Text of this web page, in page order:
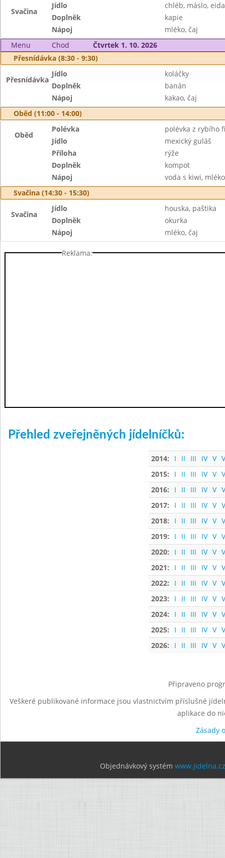
Svačina
Jídlo
chléb, máslo,
Doplněk
kapie
Nápoj
mléko, čaj
Menu
Chod
Čtvrtek 1. 10. 2026
Přesnídávka (8:30 - 9:30)
Přesnídávka
Jídlo
koláčky
Doplněk
banán
Nápoj
kakao, čaj
Oběd (11:00 - 14:00)
Oběd
Polévka
polévka z rybího
Jídlo
mexický guláš
Příloha
rýže
Doplněk
kompot
Nápoj
voda s kiwi, mléko
Svačina (14:30 - 15:30)
Svačina
Jídlo
houska, paštika
Doplněk
okurka
Nápoj
mléko, čaj
Reklama:
Přehled zveřejněných jídelníčků:
2014: I II III IV V
2015:
I II III IV V
2016:
I II III IV V
2017:
I II III IV V
2018:
I II III IV V
2019:
I II III IV V
2020:
I II III IV V
2021:
I II III IV V
2022:
I II III IV V
2023:
I II III IV V
2024:
I II III IV V
2025:
I II III IV V
2026:
I II III IV V
Připraveno
Veškeré publikované informace jsou vlastnictvím příslušné
aplikace do
Zásady
Objednávkový systém www.jidelna.cz